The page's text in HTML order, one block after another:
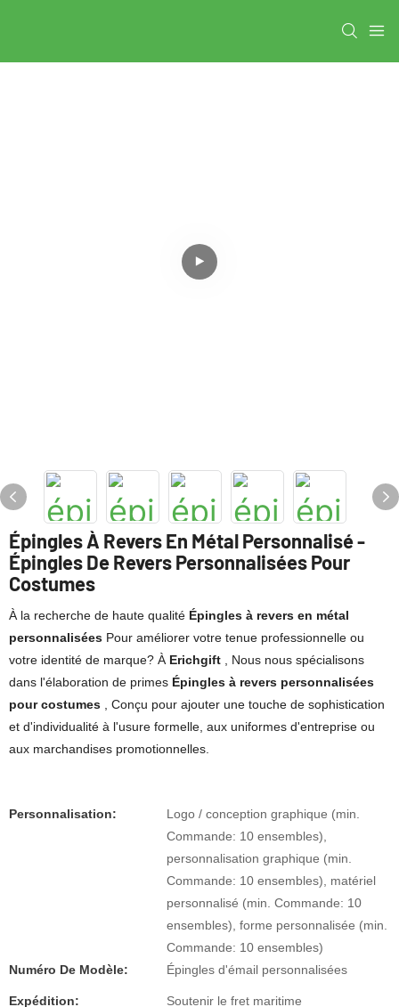
Épingles À Revers En Métal Personnalisé -
Épingles De Revers Personnalisées Pour
Costumes
À la recherche de haute qualité Épingles à revers en métal
personnalisées Pour améliorer votre tenue professionnelle ou
votre identité de marque? À Erichgift
, Nous nous spécialisons
dans l'élaboration de primes Épingles à revers personnalisées
pour costumes
, Conçu pour ajouter une touche de sophistication
et d'individualité à l'usure formelle, aux uniformes d'entreprise ou
aux marchandises promotionnelles.
Personnalisation:
Logo / conception graphique (min.
Commande: 10 ensembles),
personnalisation graphique (min.
Commande: 10 ensembles), matériel
personnalisé (min. Commande: 10
ensembles), forme personnalisée (min.
Commande: 10 ensembles)
Numéro De Modèle:
Épingles d'émail personnalisées
Expédition: Soutenir le fret maritime